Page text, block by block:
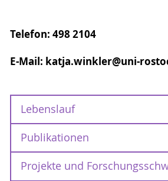
Telefon: 498 2104
E-Mail: katja.winkler@uni-
Lebenslauf
Ab Juli 2022
DFG-Projekt "Die früheste
Nordostdeutschland“ am
Publikationen
(teilweise verfügbar unteruni-
Projekte und